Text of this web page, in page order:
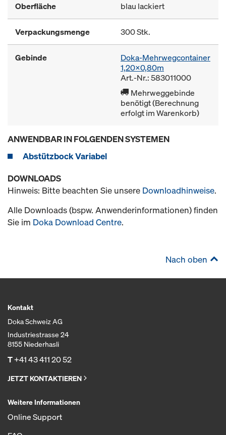
Oberfläche blau lackiert
Verpackungsmenge 300 Stk.
Gebinde
Doka-Mehrwegcontainer
1,20x0,80m
Art.-Nr.: 583011000
Mehrweggebinde
benötigt (Berechnung
erfolgt im Warenkorb)
ANWENDBAR IN FOLGENDEN SYSTEMEN
Abstützbock Variabel
DOWNLOADS
Hinweis: Bitte beachten Sie unsere Downloadhinweise.
Alle Downloads (bspw. Anwenderinformationen) finden
Sie im Doka Download Centre.
Nach oben
Kontakt
Doka Schweiz AG
Industriestrasse 24
8155 Niederhasli
T+41 43 411 20 52
JETZT KONTAKTIEREN
Weitere Informationen
Online Support